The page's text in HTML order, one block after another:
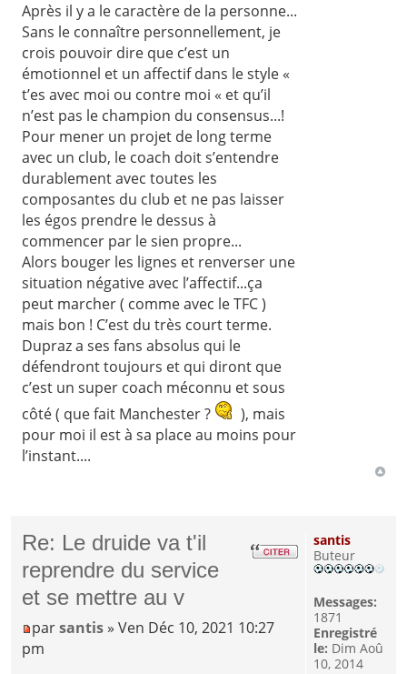
Après il y a le caractère de la personne...
Sans le connaître personnellement, je
crois pouvoir dire que c’est un
émotionnel et un affectif dans le style «
t’es avec moi ou contre moi « et qu’il
n’est pas le champion du consensus...!
Pour mener un projet de long terme
avec un club, le coach doit s’entendre
durablement avec toutes les
composantes du club et ne pas laisser
les égos prendre le dessus à
commencer par le sien propre...
Alors bouger les lignes et renverser une
situation négative avec l’affectif...ça
peut marcher ( comme avec le TFC )
mais bon ! C’est du très court terme.
Dupraz a ses fans absolus qui le
défendront toujours et qui diront que
c’est un super coach méconnu et sous
côté ( que fait Manchester ?
), mais
pour moi il est à sa place au moins pour
l’instant....
Re: Le druide va t'il
reprendre du service
et se mettre au v
parsantis » Ven Déc 10, 2021 10:27
pm
santis
Buteur
Messages:
1871
Enregistré
le: Dim Aoû
10, 2014